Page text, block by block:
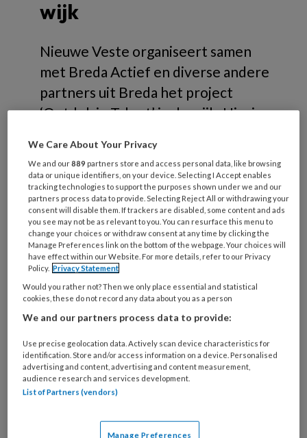
wijk
Nieuwe Veste organiseert samen
met Breda Actief en diverse andere
partners uit Breda het project
‘Ontdek je Talent’ in de wijk. Hierin
uitgedaagd hun talent te ontdekken.
REGISTREREN
Wil je dit artikel lezen?
Maak gratis een account aan en lees 2
artikelen gratis per maand
Al een account of abonnement?
Log dan
in
Wat
We Care About Your Privacy
We and our889 partners store and access personal data, like browsing
data or unique identifiers, on your device. Selecting I Accept enables
tracking technologies to support the purposes shown under we and our
partners process data to provide. Selecting Reject All or withdrawing your
consent will disable them. If trackers are disabled, some content and ads
you see may not be as relevant to you. You can resurface this menu to
change your choices or withdraw consent at any time by clicking the
Manage Preferences link on the bottom of the webpage. Your choices will
have effect within our Website. For more details, refer to our Privacy
Policy. Privacy Statement
Would you rather not? Then we only place essential and statistical
cookies, these do not record any data about you as a person
We and our partners process data to provide:
Use precise geolocation data. Actively scan device characteristics for
identification. Store and/or access information on a device. Personalised
advertising and content, advertising and content measurement,
audience research and services development.
List of Partners (vendors)
Manage Preferences